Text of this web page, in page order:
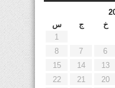
خ ج
س
1
6
7
8
13
14
15
20
21
22